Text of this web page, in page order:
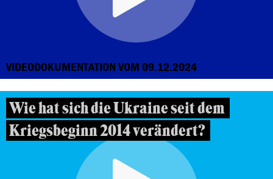
VIDEODOKUMENTATION VOM 09.12.2024
Wie hat sich die Ukraine seit dem
Kriegsbeginn 2014 verändert?